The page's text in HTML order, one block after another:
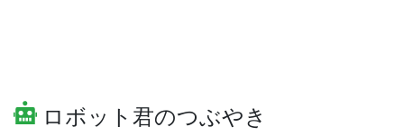
ロボット君のつぶやき